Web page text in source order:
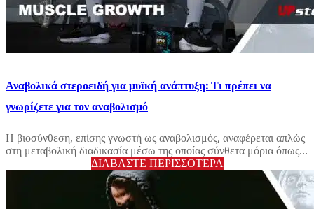
Αναβολικά στεροειδή για μυϊκή ανάπτυξη: Τι πρέπει να
γνωρίζετε για τον αναβολισμό
Η βιοσύνθεση, επίσης γνωστή ως αναβολισμός, αναφέρεται απλώς
στη μεταβολική διαδικασία μέσω της οποίας σύνθετα μόρια όπως...
ΔΙΑΒΆΣΤΕ ΠΕΡΙΣΣΌΤΕΡΑ